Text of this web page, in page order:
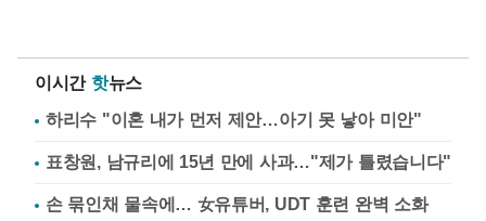
이시간 핫뉴스
하리수 "이혼 내가 먼저 제안…아기 못 낳아 미안"
표창원, 남규리에 15년 만에 사과…"제가 틀렸습니다"
손 묶인채 물속에… 女유튜버, UDT 훈련 완벽 소화